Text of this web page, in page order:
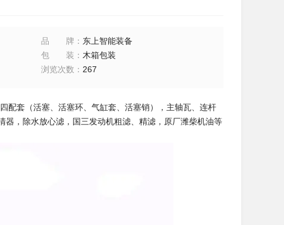
品牌 ： 东上智能装备
包装 ： 木箱包装
浏览次数 ： 267
配套（活塞、活塞环、气缸套、活塞销），主轴瓦、连杆
，除水放心滤，国三发动机粗滤、精滤，原厂潍柴机油等